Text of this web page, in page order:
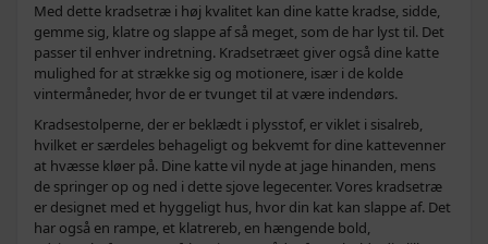
Med dette kradsetræ i høj kvalitet kan dine katte kradse, sidde,
gemme sig, klatre og slappe af så meget, som de har lyst til. Det
passer til enhver indretning. Kradsetræet giver også dine katte
mulighed for at strække sig og motionere, især i de kolde
vintermåneder, hvor de er tvunget til at være indendørs.
Kradsestolperne, der er beklædt i plysstof, er viklet i sisalreb,
hvilket er særdeles behageligt og bekvemt for dine kattevenner
at hvæsse kløer på. Dine katte vil nyde at jage hinanden, mens
de springer op og ned i dette sjove legecenter. Vores kradsetræ
er designet med et hyggeligt hus, hvor din kat kan slappe af. Det
har også en rampe, et klatrereb, en hængende bold,